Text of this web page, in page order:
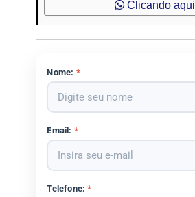
Clicando aqui
Nome: *
Email: *
Telefone:*